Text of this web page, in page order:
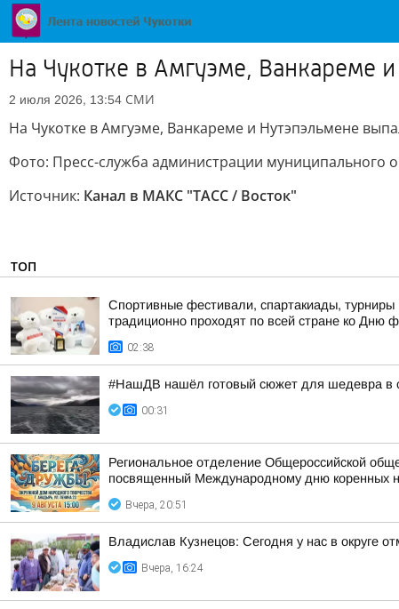
На Чукотке в Амгуэме, Ванкареме
2 июля 2026, 13:54 СМИ
На Чукотке в Амгуэме, Ванкареме и Нутэпэльмене
Фото: Пресс-служба администрации муниципального
Источник: Канал в МАКС "ТАСС / Восток"
ТОП
Спортивные фестивали, спартакиады,
традиционно проходят по всей стране ко Дню
02:38
#НашДВ нашёл готовый сюжет для шедевра в
00:31
Региональное отделение Общероссийской
посвященный Международному дню коренных
Вчера, 20:51
Владислав Кузнецов: Сегодня у нас в округе
Вчера, 16:24